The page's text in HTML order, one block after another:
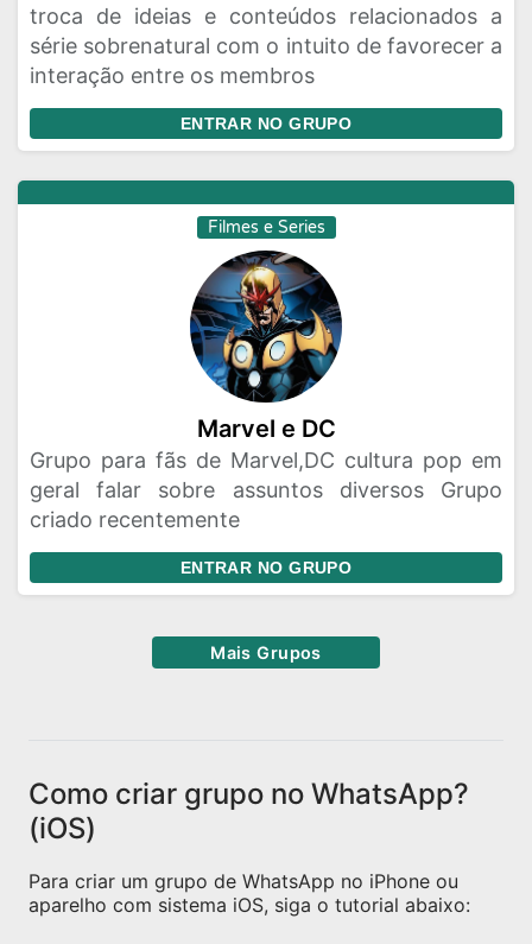
troca de ideias e conteúdos relacionados a
série sobrenatural com o intuito de favorecer a
interação entre os membros
ENTRAR NO GRUPO
Filmes e Series
Marvel e DC
Grupo para fãs de Marvel,DC cultura pop em
geral falar sobre assuntos diversos Grupo
criado recentemente
ENTRAR NO GRUPO
Mais Grupos
Como criar grupo no WhatsApp?
(iOS)
Para criar um grupo de WhatsApp no iPhone ou
aparelho com sistema iOS, siga o tutorial abaixo: